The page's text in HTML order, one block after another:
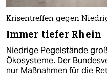
Krisentreffen gegen
Immer tiefer Rhein
Niedrige Pegelstände
Ökosysteme. Der
nur Maßnahmen für die